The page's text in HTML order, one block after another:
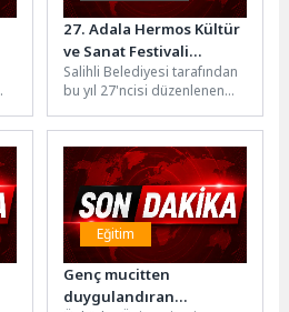
27. Adala Hermos Kültür
ve Sanat Festivali
Coşkuyla Tamamlandı
Salihli Belediyesi tarafından
bu yıl 27'ncisi düzenlenen
Sanat Festivali, dört gün...
Eğitim
Genç mucitten
duygulandıran